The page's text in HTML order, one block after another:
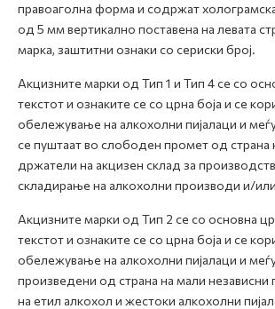
правоаголна форма и содржат
од 5 мм вертикално поставена на левата
марка, заштитни ознаки со сериски број.
Акцизните марки од Тип 1 и Тип 4 се со
текстот и ознаките се со црна боја и се
обележување на алкохолни пијалаци и
се пуштаат во слободен промет од страна
држатели на акцизен склад за
складирање на алкохолни производи и/
Акцизните марки од Тип 2 се со основна
текстот и ознаките се со црна боја и се
обележување на алкохолни пијалаци и
произведени од страна на мали независни
на етил алкохол и жестоки алкохолни